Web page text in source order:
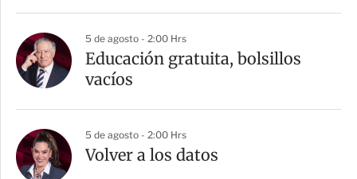
5 de agosto - 2:00 Hrs
Educación gratuita, bolsillos
vacíos
5 de agosto - 2:00 Hrs
Volver a los datos